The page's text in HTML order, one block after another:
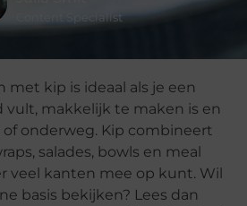
Content Specialist
met kip is ideaal als je een
vult, makkelijk te maken is en
onderweg. Kip combineert
salades, bowls en meal
veel kanten mee op kunt. Wil
basis bekijken? Lees dan